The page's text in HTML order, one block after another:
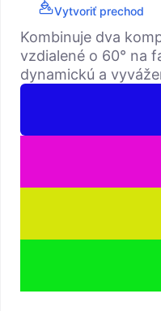
Vytvoriť prechod
Kombinuje dva
vzdialené o 60° na
dynamickú a